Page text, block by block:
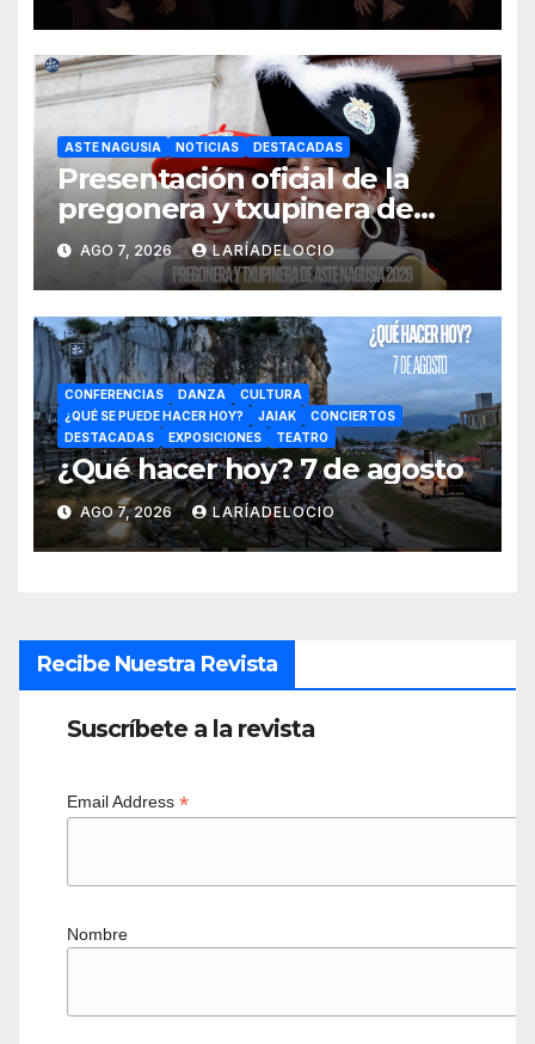
ASTE NAGUSIA NOTICIAS DESTACADAS
Presentación oficial de la
pregonera y txupinera de
Aste Nagusia 2026
AGO 7, 2026 LARÍADELOCIO
CONFERENCIAS DANZA
CULTURA
¿QUÉ SE PUEDE HACER HOY?
JAIAK
CONCIERTOS
DESTACADAS
EXPOSICIONES TEATRO
¿Qué hacer hoy? 7 de agosto
AGO 7, 2026 LARÍADELOCIO
Recibe Nuestra Revista
Suscríbete a la revista
Email Address *
Nombre